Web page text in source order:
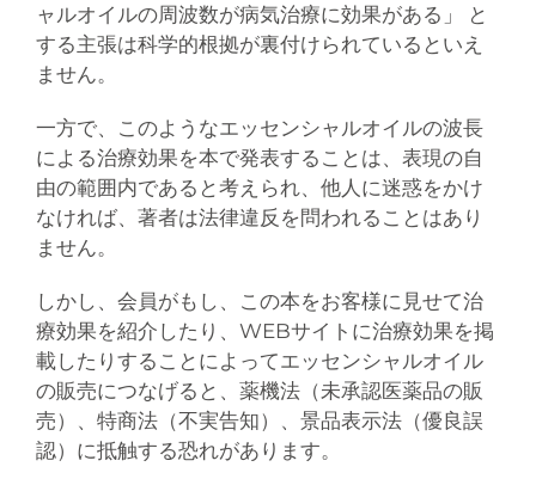
ャルオイルの周波数が病気治療に効果がある」 と
する主張は科学的根拠が裏付けられているといえ
ません。
一方で、このようなエッセンシャルオイルの波長
による治療効果を本で発表することは、表現の自
由の範囲内であると考えられ、他人に迷惑をかけ
なければ、著者は法律違反を問われることはあり
ません。
しかし、会員がもし、この本をお客様に見せて治
療効果を紹介したり、WEBサイトに治療効果を掲
載したりすることによってエッセンシャルオイル
の販売につなげると、薬機法（未承認医薬品の販
売）、特商法（不実告知）、景品表示法（優良誤
認）に抵触する恐れがあります。